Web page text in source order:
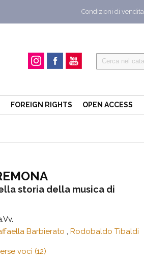
Condizioni di vendita
FOREIGN RIGHTS OPEN ACCESS
storia della musica di
Barbierato , Rodobaldo Tibaldi
voci (12)